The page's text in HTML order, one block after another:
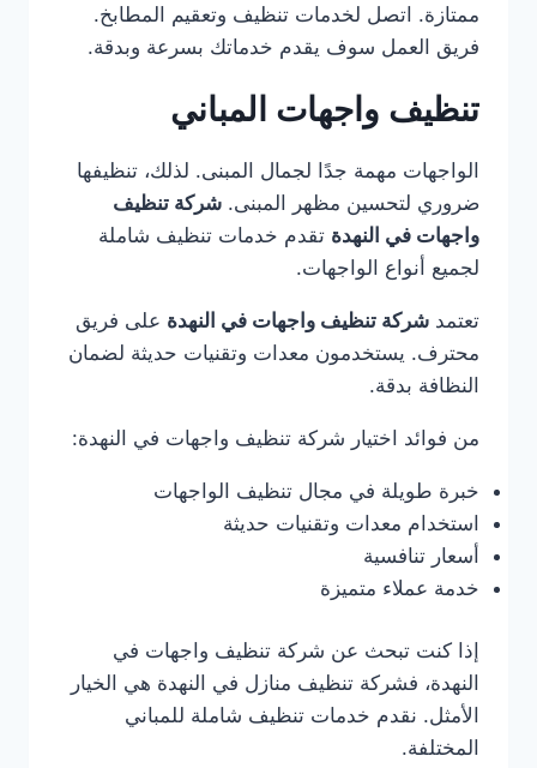
ممتازة. اتصل لخدمات تنظيف وتعقيم المطابخ.
فريق العمل سوف يقدم خدماتك بسرعة وبدقة.
تنظيف واجهات المباني
الواجهات مهمة جدًا لجمال المبنى. لذلك، تنظيفها
ضروري لتحسين مظهر المبنى. شركة تنظيف
واجهات في النهدة تقدم خدمات تنظيف شاملة
لجميع أنواع الواجهات.
تعتمد شركة تنظيف واجهات في النهدة على فريق
محترف. يستخدمون معدات وتقنيات حديثة لضمان
النظافة بدقة.
من فوائد اختيار شركة تنظيف واجهات في النهدة:
خبرة طويلة في مجال تنظيف الواجهات
استخدام معدات وتقنيات حديثة
أسعار تنافسية
خدمة عملاء متميزة
إذا كنت تبحث عن شركة تنظيف واجهات في
النهدة، فشركة تنظيف منازل في النهدة هي الخيار
الأمثل. نقدم خدمات تنظيف شاملة للمباني
المختلفة.